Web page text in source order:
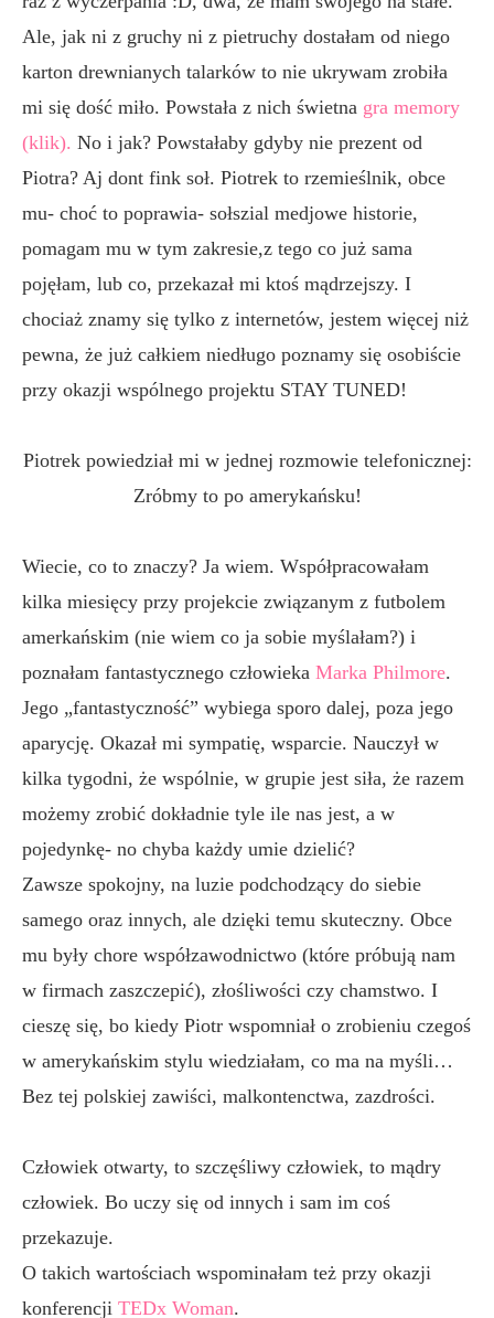
Ale, jak ni z gruchy ni z pietruchy dostałam od niego
karton drewnianych talarków to nie ukrywam zrobiła
mi się dość miło. Powstała z nich świetna gra memory
(klik). No i jak? Powstałaby gdyby nie prezent od
Piotra? Aj dont fink soł. Piotrek to rzemieślnik, obce
mu- choć to poprawia- sołszial medjowe historie,
pomagam mu w tym zakresie,z tego co już sama
pojęłam, lub co, przekazał mi ktoś mądrzejszy. I
chociaż znamy się tylko z internetów, jestem więcej niż
pewna, że już całkiem niedługo poznamy się osobiście
przy okazji wspólnego projektu STAY TUNED!
Piotrek powiedział mi w jednej rozmowie telefonicznej:
Zróbmy to po amerykańsku!
Wiecie, co to znaczy? Ja wiem. Współpracowałam
kilka miesięcy przy projekcie związanym z futbolem
amerkańskim (nie wiem co ja sobie myślałam?) i
poznałam fantastycznego człowieka Marka Philmore.
Jego „fantastyczność” wybiega sporo dalej, poza jego
aparycję. Okazał mi sympatię, wsparcie. Nauczył w
kilka tygodni, że wspólnie, w grupie jest siła, że razem
możemy zrobić dokładnie tyle ile nas jest, a w
pojedynkę- no chyba każdy umie dzielić?
Zawsze spokojny, na luzie podchodzący do siebie
samego oraz innych, ale dzięki temu skuteczny. Obce
mu były chore współzawodnictwo (które próbują nam
w firmach zaszczepić), złośliwości czy chamstwo. I
cieszę się, bo kiedy Piotr wspomniał o zrobieniu czegoś
w amerykańskim stylu wiedziałam, co ma na myśli…
Bez tej polskiej zawiści, malkontenctwa, zazdrości.
Człowiek otwarty, to szczęśliwy człowiek, to mądry
człowiek. Bo uczy się od innych i sam im coś
przekazuje.
O takich wartościach wspominałam też przy okazji
konferencji TEDx Woman.